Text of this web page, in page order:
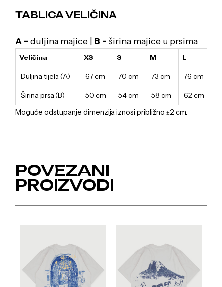
TABLICA VELIČINA
A = duljina majice | B = širina majice u prsima
Veličina XS S M L
Duljina tijela (A) 67 cm 70 cm 73 cm 76 cm
Širina prsa (B) 50 cm 54 cm 58 cm 62 cm
Moguće odstupanje dimenzija iznosi približno ±2 cm.
POVEZANI
PROIZVODI
ima
varijanti.
Opcije
mogu
odabrati
ima
varijanti.
Opcije
mogu
odabrati